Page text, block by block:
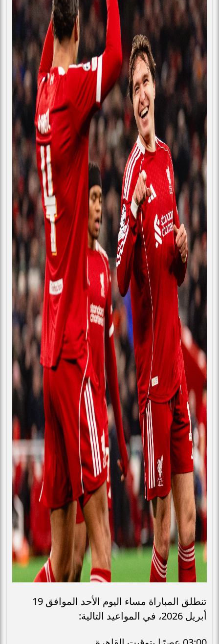
تنطلق المباراة مساء اليوم الأحد الموافق 19
أبريل 2026، في المواعيد التالية: